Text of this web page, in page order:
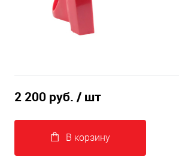
2 200 руб. / шт
В корзину